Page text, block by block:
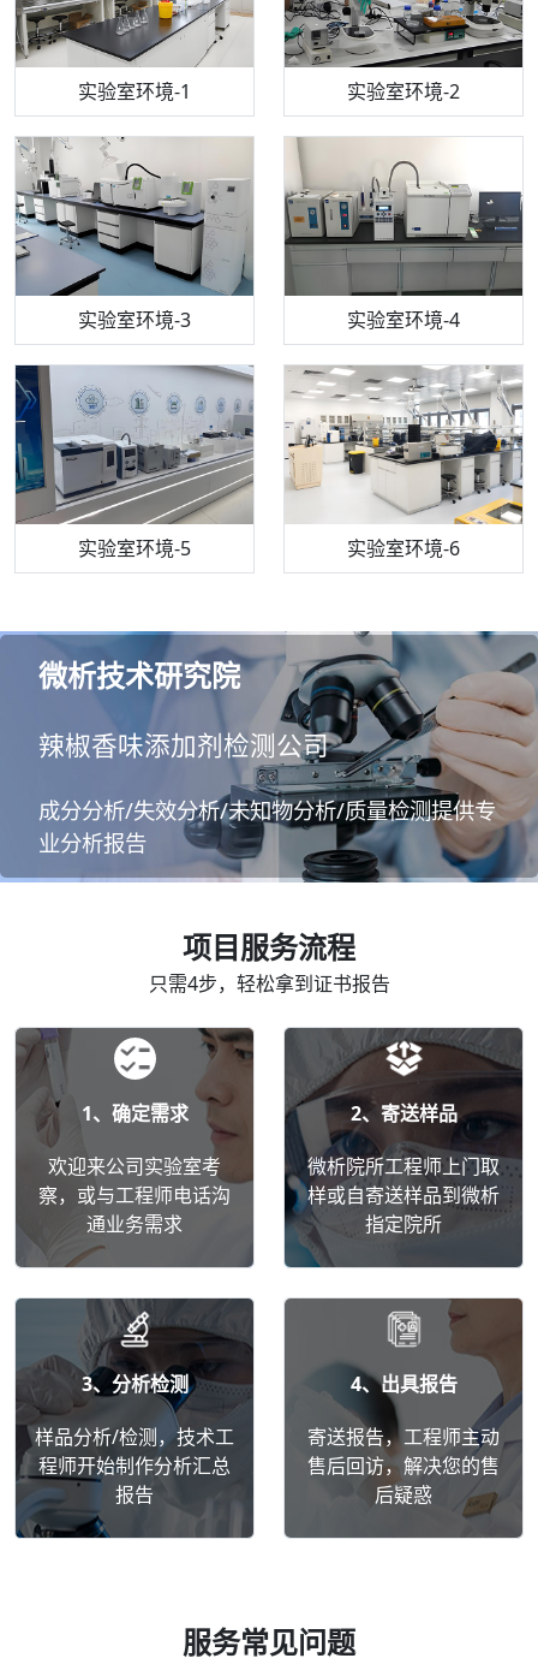
实验室环境-1 实验室环境-2
实验室环境-3 实验室环境-4
实验室环境-5 实验室环境-6
机构质检技术员-1 机构质检技术员-2
机构质检技术员-3 机构质检技术员-4
机构质检技术员-5 机构质检技术员-6
步入式恒温恒湿试验箱 电感耦合等离子体光谱仪
高效液相色谱仪 流式细胞仪
气相色谱仪 万能力学试验仪
微析技术研究院
辣椒香味添加剂检测公司
成分分析/失效分析/未知物分析/质量检测提供专
业分析报告
项目服务流程
只需4步，轻松拿到证书报告
1、确定需求
欢迎来公司实验室考
察，或与工程师电话沟
通业务需求
2、寄送样品
微析院所工程师上门取
样或自寄送样品到微析
指定院所
3、分析检测
样品分析/检测，技术工
程师开始制作分析汇总
报告
4、出具报告
寄送报告，工程师主动
售后回访，解决您的售
后疑惑
服务常见问题